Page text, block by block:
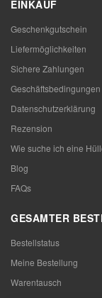
EINKAUF
Geschenkgutschein
Liefermöglichkeiten
Sichere Zahlungen
Geschäftsbedingungen
Datenschutzerklärung
Rezension
Wie suche ich eine
Blog
FAQs
GESAMTER
Bestellstatus
Meine Bestellung
Warentausch